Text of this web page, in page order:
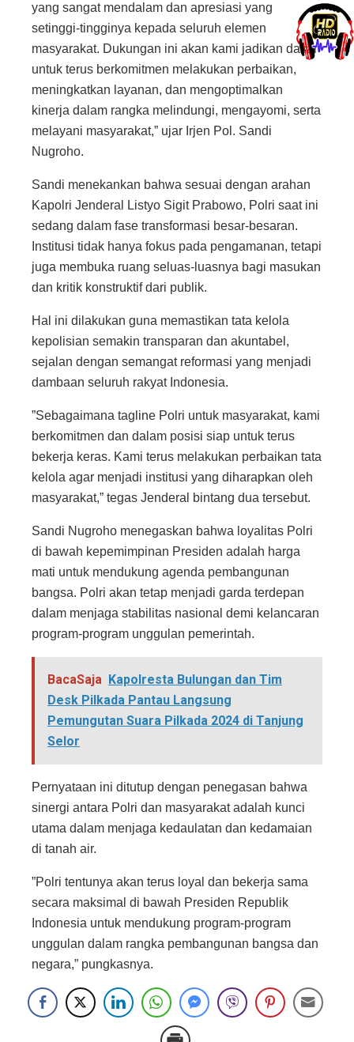
yang sangat mendalam dan apresiasi yang
setinggi-tingginya kepada seluruh elemen
masyarakat. Dukungan ini akan kami jadikan dasar
untuk terus berkomitmen melakukan perbaikan,
meningkatkan layanan, dan mengoptimalkan
kinerja dalam rangka melindungi, mengayomi, serta
melayani masyarakat,” ujar Irjen Pol. Sandi
Nugroho.
​Sandi menekankan bahwa sesuai dengan arahan
Kapolri Jenderal Listyo Sigit Prabowo, Polri saat ini
sedang dalam fase transformasi besar-besaran.
Institusi tidak hanya fokus pada pengamanan, tetapi
juga membuka ruang seluas-luasnya bagi masukan
dan kritik konstruktif dari publik.
​Hal ini dilakukan guna memastikan tata kelola
kepolisian semakin transparan dan akuntabel,
sejalan dengan semangat reformasi yang menjadi
dambaan seluruh rakyat Indonesia.
​”Sebagaimana tagline Polri untuk masyarakat, kami
berkomitmen dan dalam posisi siap untuk terus
bekerja keras. Kami terus melakukan perbaikan tata
kelola agar menjadi institusi yang diharapkan oleh
masyarakat,” tegas Jenderal bintang dua tersebut.
​Sandi Nugroho menegaskan bahwa loyalitas Polri
di bawah kepemimpinan Presiden adalah harga
mati untuk mendukung agenda pembangunan
bangsa. Polri akan tetap menjadi garda terdepan
dalam menjaga stabilitas nasional demi kelancaran
program-program unggulan pemerintah.
BacaSaja Kapolresta Bulungan dan Tim
Desk Pilkada Pantau Langsung
Pemungutan Suara Pilkada 2024 di Tanjung
Selor
​Pernyataan ini ditutup dengan penegasan bahwa
sinergi antara Polri dan masyarakat adalah kunci
utama dalam menjaga kedaulatan dan kedamaian
di tanah air.
​”Polri tentunya akan terus loyal dan bekerja sama
secara maksimal di bawah Presiden Republik
Indonesia untuk mendukung program-program
unggulan dalam rangka pembangunan bangsa dan
negara,” pungkasnya.